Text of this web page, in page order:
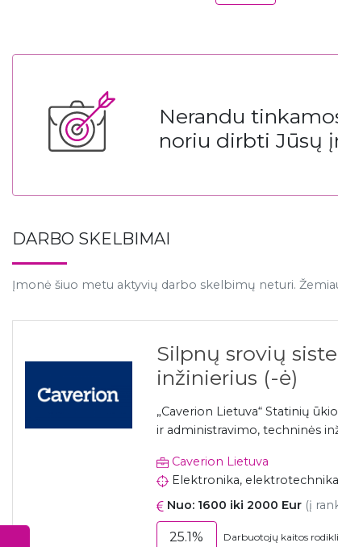
Nerandu
noriu dirbti Jūsų
DARBO SKELBIMAI
Įmonė šiuo metu aktyvių darbo skelbimų neturi.
Silpnų srovių
inžinierius (-ė)
„Caverion Lietuva“ Statinių
ir administravimo, techninės
Caverion Lietuva
Elektronika, elektrotechnika
Nuo: 1600 iki 2000 Eur (į
25.1% Darbuotojų kaitos